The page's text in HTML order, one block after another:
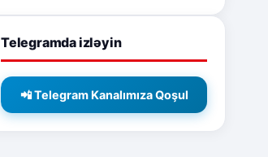
Telegramda izləyin
📲 Telegram Kanalımıza Qoşul